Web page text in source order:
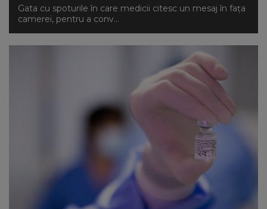
Gata cu spoturile în care medicii citesc un mesaj în fața
camerei, pentru a conv...